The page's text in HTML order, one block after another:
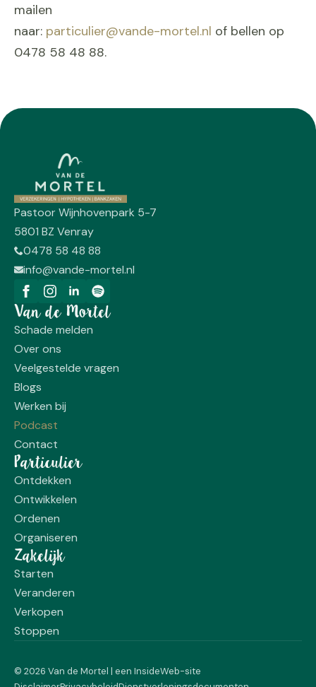
mailen
naar: particulier@vande-mortel.nl of bellen op
0478 58 48 88.
Pastoor Wijnhovenpark 5-7
5801 BZ Venray
0478 58 48 88
info@vande-mortel.nl
Van de Mortel
Schade melden
Over ons
Veelgestelde vragen
Blogs
Werken bij
Podcast
Contact
Particulier
Ontdekken
Ontwikkelen
Ordenen
Organiseren
Zakelijk
Starten
Veranderen
Verkopen
Stoppen
© 2026 Van de Mortel | een InsideWeb-site